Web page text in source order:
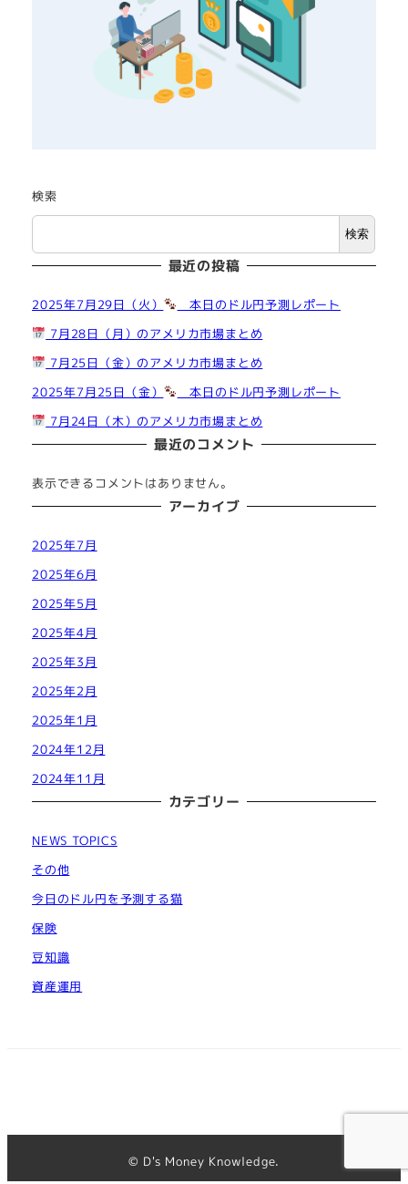
検索
検索
最近の投稿
2025年7月29日（火）
本日のドル円予測レポート
7月28日（月）のアメリカ市場まとめ
7月25日（金）のアメリカ市場まとめ
2025年7月25日（金）
本日のドル円予測レポート
7月24日（木）のアメリカ市場まとめ
最近のコメント
表示できるコメントはありません。
アーカイブ
2025年7月
2025年6月
2025年5月
2025年4月
2025年3月
2025年2月
2025年1月
2024年12月
2024年11月
カテゴリー
NEWS TOPICS
その他
今日のドル円を予測する猫
保険
豆知識
資産運用
© D's Money Knowledge.